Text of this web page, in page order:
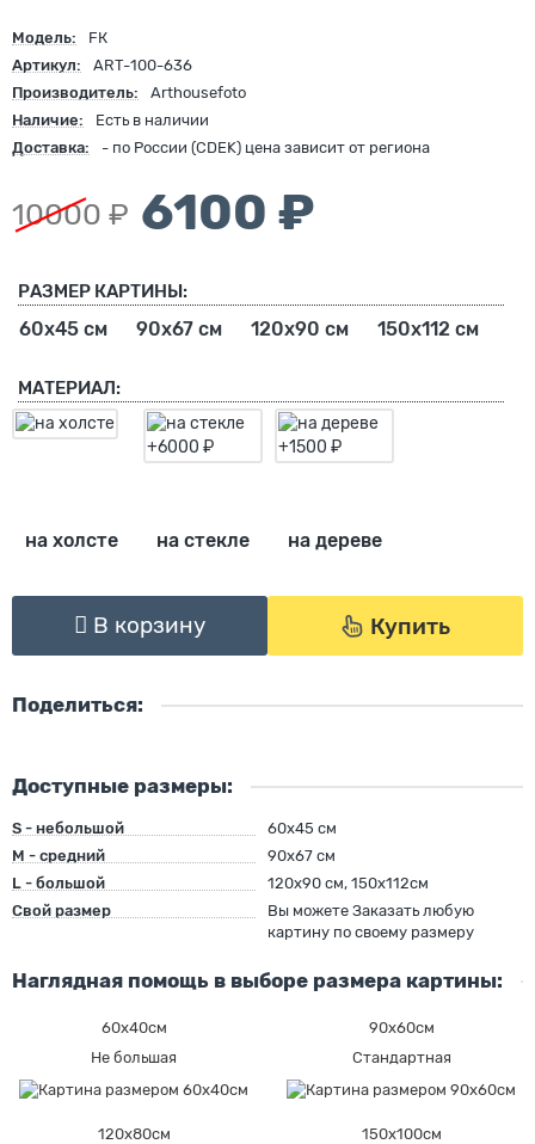
Модель:
FК
Артикул:
ART-100-636
Производитель:
Arthousefoto
Наличие:
Есть в наличии
Доставка:
- по России (CDEK) цена зависит от региона
10000 ₽ 6100 ₽
РАЗМЕР КАРТИНЫ:
60х45 см 90х67 см 120х90 см 150х112 см
МАТЕРИАЛ:
на холсте на стекле на дереве
В корзину Купить
Поделиться:
Доступные размеры:
S - небольшой
60х45 см
M - средний
90х67 см
L - большой
120х90 см, 150х112см
Свой размер
Вы можете Заказать любую
картину по своему размеру
Наглядная помощь в выборе размера картины:
60х40см
Не большая
90х60см
Стандартная
120х80см
150х100см